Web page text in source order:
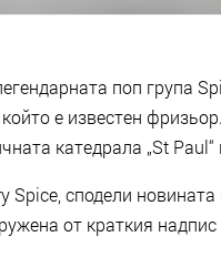
поп група
е известен
катедрала „St Paul“
Spice, сподели
от краткия надпис